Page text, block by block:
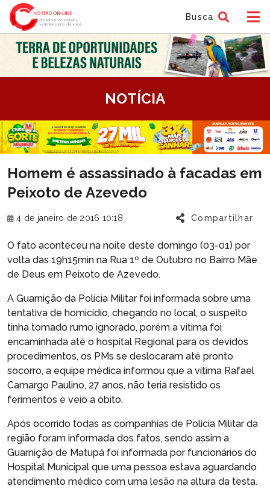
Busca
NOTÍCIA
Homem é assassinado à facadas em
Peixoto de Azevedo
4 de janeiro de 2016 10:18 Compartilhar
O fato aconteceu na noite deste domingo (03-01) por
volta das 19h15min na Rua 1º de Outubro no Bairro Mãe
de Deus em Peixoto de Azevedo.
A Guarnição da Policia Militar foi informada sobre uma
tentativa de homicídio, chegando no local, o suspeito
tinha tomado rumo ignorado, porém a vitima foi
encaminhada até o hospital Regional para os devidos
procedimentos, os PMs se deslocaram até pronto
socorro, a equipe médica informou que a vítima Rafael
Camargo Paulino, 27 anos, não teria resistido os
ferimentos e veio a óbito.
Após ocorrido todas as companhias de Policia Militar da
região foram informada dos fatos, sendo assim a
Guarnição de Matupá foi informada por funcionários do
Hospital Municipal que uma pessoa estava aguardando
atendimento médico com uma lesão na altura da testa.